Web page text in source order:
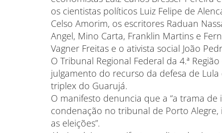
os cientistas políticos Luiz Felipe de
Celso Amorim, os escritores Raduan
Angel, Mino Carta, Franklin Martins e
Vagner Freitas e o ativista social João
O Tribunal Regional Federal da 4.ª
julgamento do recurso da defesa de
triplex do Guarujá.
O manifesto denuncia que a “a trama
condenação no tribunal de Porto
as eleições”.